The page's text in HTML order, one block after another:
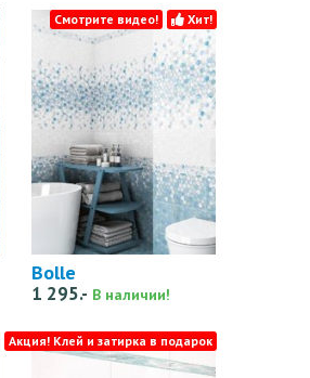
Bolle
1 295.- В наличии!
Смотрите видео! Хит!
Акция! Клей и затирка в подарок